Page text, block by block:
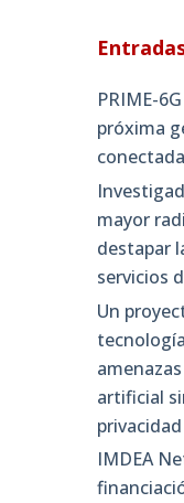
PRIME-
próxima
mayor
destapar
servicios
Un
artificial
IMDEA